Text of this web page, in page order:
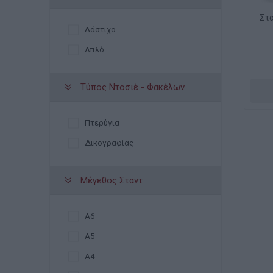
Λάστιχο
Απλό
Τύπος Ντοσιέ - Φακέλων
Πτερύγια
Δικογραφίας
Μέγεθος Σταντ
Α6
Α5
Α4